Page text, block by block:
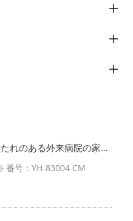



れのある外来病院の家庭
番号：YH-83004 CM